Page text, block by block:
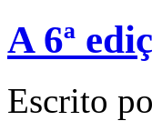
A 6ª
Escrito